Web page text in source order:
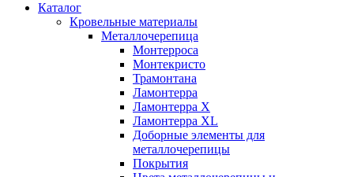
Каталог
Кровельные материалы
Металлочерепица
Монтерроса
Монтекристо
Трамонтана
Ламонтерра
Ламонтерра X
Ламонтерра XL
Доборные элементы для
металлочерепицы
Покрытия